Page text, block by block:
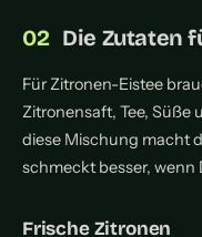
Die Zutaten
Für Zitronen-Eistee
Zitronensaft, Tee, Süße
diese Mischung macht
schmeckt besser, wenn
Frische Zitronen